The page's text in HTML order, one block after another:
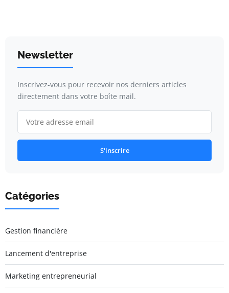
Newsletter
Inscrivez-vous pour recevoir nos derniers articles
directement dans votre boîte mail.
S'inscrire
Catégories
Gestion financière
Lancement d'entreprise
Marketing entrepreneurial